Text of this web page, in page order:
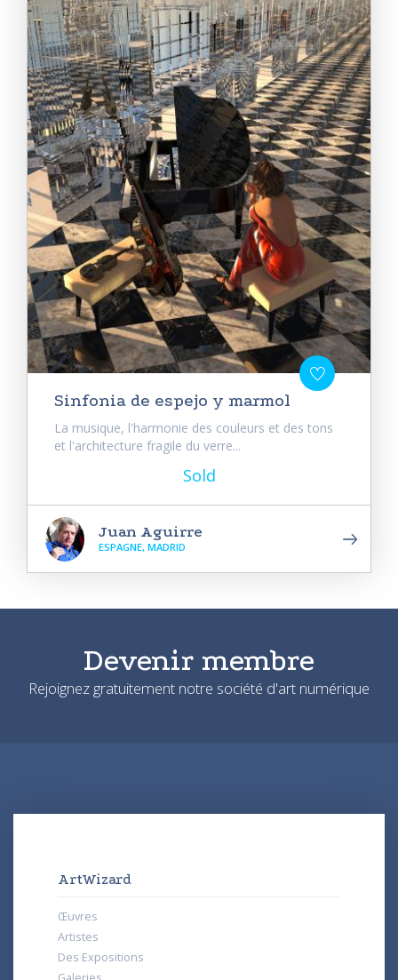
Sinfonia de espejo y marmol
La musique, l'harmonie des couleurs et des tons
et l'architecture fragile du verre...
Sold
Juan Aguirre
ESPAGNE, MADRID
Devenir membre
Rejoignez gratuitement notre société d'art numérique
ArtWizard
Œuvres
Artistes
Des Expositions